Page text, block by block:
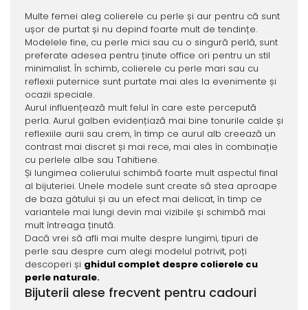
Multe femei aleg colierele cu perle și aur pentru că sunt
ușor de purtat și nu depind foarte mult de tendințe.
Modelele fine, cu perle mici sau cu o singură perlă, sunt
preferate adesea pentru ținute office ori pentru un stil
minimalist. În schimb, colierele cu perle mari sau cu
reflexii puternice sunt purtate mai ales la evenimente și
ocazii speciale.
Aurul influențează mult felul în care este percepută
perla. Aurul galben evidențiază mai bine tonurile calde și
reflexiile aurii sau crem, în timp ce aurul alb creează un
contrast mai discret și mai rece, mai ales în combinație
cu perlele albe sau Tahitiene.
Și lungimea colierului schimbă foarte mult aspectul final
al bijuteriei. Unele modele sunt create să stea aproape
de baza gâtului și au un efect mai delicat, în timp ce
variantele mai lungi devin mai vizibile și schimbă mai
mult întreaga ținută.
Dacă vrei să afli mai multe despre lungimi, tipuri de
perle sau despre cum alegi modelul potrivit, poți
descoperi și ghidul complet despre colierele cu
perle naturale.
Bijuterii alese frecvent pentru cadouri